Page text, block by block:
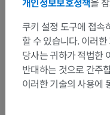
해부학적 계층
쿠키 설정 도구에 접속
할 수 있습니다. 이러
당사는 귀하가 적법한
반대하는 것으로 간주
이러한 기술의 사용에